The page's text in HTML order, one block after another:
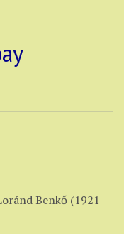
Benkő (1921-